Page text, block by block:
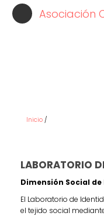
Pasar
Asociación
Inicio /
LABORATORIO
Dimensión Social
El Laboratorio de
el tejido social